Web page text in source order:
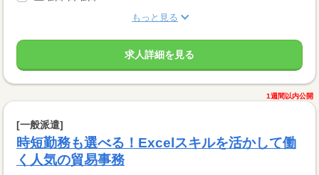
もっと見る
求人詳細を見る
1週間以内公開
[一般派遣]
時短勤務も選べる！Excelスキルを活かして働
く人気の貿易事務